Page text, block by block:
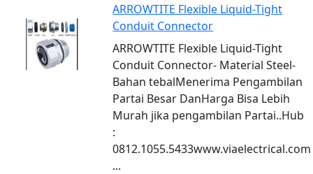
ARROWTITE Flexible Liquid-Tight
Conduit Connector
ARROWTITE Flexible Liquid-Tight
Conduit Connector- Material Steel-
Bahan tebalMenerima Pengambilan
Partai Besar DanHarga Bisa Lebih
Murah jika pengambilan Partai..Hub
:
0812.1055.5433www.viaelectrical.com
...